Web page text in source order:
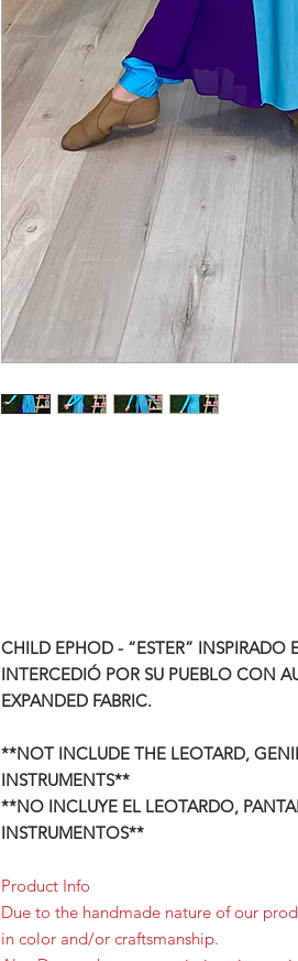
CHILD EPHOD - “ESTER” INSPIRADO
INTERCEDIÓ POR SU PUEBLO CON
EXPANDED FABRIC.
**NOT INCLUDE THE LEOTARD,
INSTRUMENTS**
**NO INCLUYE EL LEOTARDO,
INSTRUMENTOS**
Product Info
Due to the handmade nature of our
in color and/or craftsmanship.